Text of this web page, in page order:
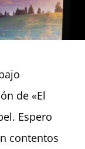
de «El
Espero
contentos